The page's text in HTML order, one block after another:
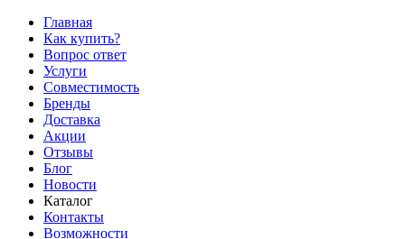
Главная
Как купить?
Вопрос ответ
Услуги
Совместимость
Бренды
Доставка
Акции
Отзывы
Блог
Новости
Каталог
Контакты
Возможности